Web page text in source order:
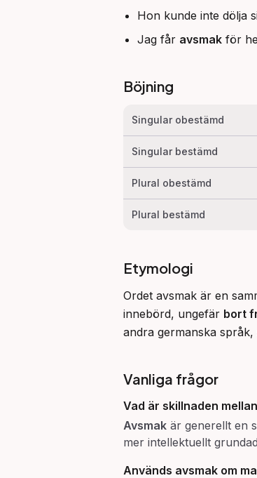
Hon kunde inte dölja
Jag får avsmak för
Böjning
Singular obestämd
Singular bestämd
Plural obestämd
Plural bestämd
Etymologi
Ordet avsmak är en
innebörd, ungefär bort
andra germanska
Vanliga frågor
Vad är skillnaden mellan
Avsmak är generellt en
mer intellektuellt
Används avsmak om